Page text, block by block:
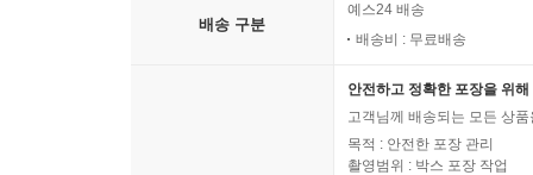
배송 구분
예스24 배송
배송비 : 무료배송
안전하고 정확한 포장을 위
고객님께 배송되는 모든 상
목적 : 안전한 포장 관리
촬영범위 : 박스 포장 작업